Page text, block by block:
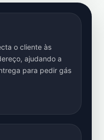
o cliente às
ajudando a
para pedir gás